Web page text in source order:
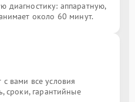
диагностику: аппаратную,
около 60 минут.
вами все условия
сроки, гарантийные